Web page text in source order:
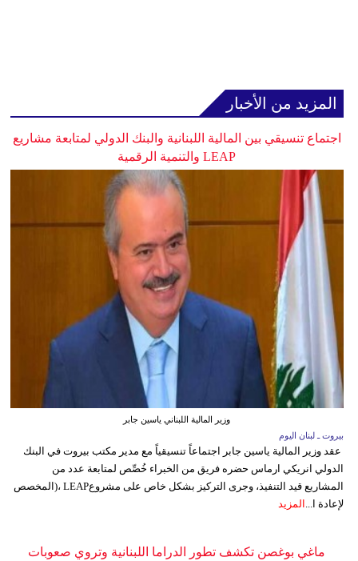
المزيد من الأخبار
اجتماع تنسيقي بين المالية اللبنانية والبنك الدولي لمتابعة مشاريع
LEAP والتنمية الرقمية
وزير المالية اللبناني ياسين جابر
بيروت ـ لبنان اليوم
عقد وزير المالية ياسين جابر اجتماعاً تنسيقياً مع مدير مكتب بيروت في البنك
الدولي انريكي ارماس حضره فريق من الخبراء خُصِّص لمتابعة عدد من
المشاريع قيد التنفيذ، وجرى التركيز بشكل خاص على مشروعLEAP ،(المخصص
لإعادة ا... المزيد
ماغي بوغصن تكشف تطور الدراما اللبنانية وتروي صعوبات